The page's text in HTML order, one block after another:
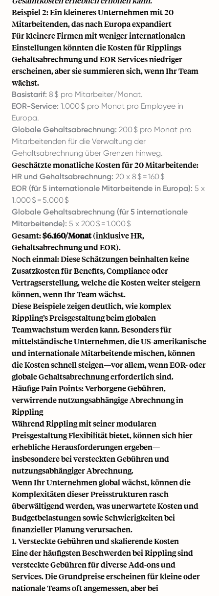
Beispiel 2: Ein kleineres Unternehmen mit 20
Mitarbeitenden, das nach Europa expandiert
Für kleinere Firmen mit weniger internationalen
Einstellungen könnten die Kosten für Ripplings
Gehaltsabrechnung und EOR-Services niedriger
erscheinen, aber sie summieren sich, wenn Ihr Team
wächst.
Basistarif: 8 $ pro Mitarbeiter/Monat.
EOR-Service: 1.000 $ pro Monat pro Employee in
Europa.
Globale Gehaltsabrechnung: 200 $ pro Monat pro
Mitarbeitenden für die Verwaltung der
Gehaltsabrechnung über Grenzen hinweg.
Geschätzte monatliche Kosten für 20 Mitarbeitende:
HR und Gehaltsabrechnung: 20 x 8 $ = 160 $
EOR (für 5 internationale Mitarbeitende in Europa): 5 x
1.000 $ = 5.000 $
Globale Gehaltsabrechnung (für 5 internationale
Mitarbeitende): 5 x 200 $ = 1.000 $
Gesamt:$6.160/Monat(inklusive HR,
Gehaltsabrechnung und EOR).
Noch einmal: Diese Schätzungen beinhalten keine
Zusatzkosten für Benefits, Compliance oder
Vertragserstellung, welche die Kosten weiter steigern
können, wenn Ihr Team wächst.
Diese Beispiele zeigen deutlich, wie komplex
Rippling’s Preisgestaltung beim globalen
Teamwachstum werden kann. Besonders für
mittelständische Unternehmen, die US-amerikanische
und internationale Mitarbeitende mischen, können
die Kosten schnell steigen—vor allem, wenn EOR- oder
globale Gehaltsabrechnung erforderlich sind.
Häufige Pain Points: Verborgene Gebühren,
verwirrende nutzungsabhängige Abrechnung in
Rippling
Während Rippling mit seiner modularen
Preisgestaltung Flexibilität bietet, können sich hier
erhebliche Herausforderungen ergeben—
insbesondere bei versteckten Gebühren und
nutzungsabhängiger Abrechnung.
Wenn Ihr Unternehmen global wächst, können die
Komplexitäten dieser Preisstrukturen rasch
überwältigend werden, was unerwartete Kosten und
Budgetbelastungen sowie Schwierigkeiten bei
finanzieller Planung verursachen.
1. Versteckte Gebühren und skalierende Kosten
Eine der häufigsten Beschwerden bei Rippling sind
versteckte Gebühren für diverse Add-ons und
Services. Die Grundpreise erscheinen für kleine oder
nationale Teams oft angemessen, aber bei